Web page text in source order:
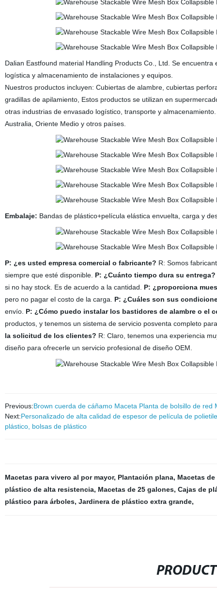
Dalian Eastfound material Handling Products Co., Ltd . Se
logística y almacenamiento de instalaciones y equipos.
Nuestros productos incluyen: Cubiertas de alambre, cubiertas
gradillas de apilamiento, Estos productos se utilizan en
otras industrias de envasado logístico, transporte y
Australia, Oriente Medio y otros países.
Embalaje: Bandas de plástico+película elástica envuelta, carga y
P: ¿es usted empresa comercial o fabricante? R: Somos
siempre que esté disponible. P: ¿Cuánto tiempo dura su entrega?
si no hay stock. Es de acuerdo a la cantidad. P: ¿proporciona
pero no pagar el costo de la carga. P: ¿Cuáles son sus
envío. P: ¿Cómo puedo instalar los bastidores de alambre o el
productos, y tenemos un sistema de servicio posventa completo
la solicitud de los clientes? R: Claro, tenemos una experiencia
diseño para ofrecerle un servicio profesional de diseño OEM.
Previous:Brown cuerda de cáñamo Maceta Planta de bolsillo de red
Next:Personalizado de alta calidad de espesor de película de
plástico, bolsas de plástico
Macetas para vivero al por mayor, Plantación plana, Macetas
plástico de alta resistencia, Macetas de 25 galones, Cajas de
plástico para árboles, Jardinera de plástico extra grande,